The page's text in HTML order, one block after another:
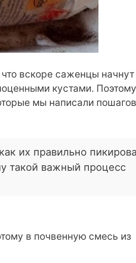
вскоре саженцы начнут
кустами. Поэтому
мы написали
их правильно
такой важный процесс
в почвенную смесь из